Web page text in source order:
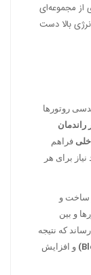
از مجموعه‌ای
بالا دست
روتورها
راندمان
فراهم
برای هر
ساخت و
و بین
که نتیجه
و افزایش